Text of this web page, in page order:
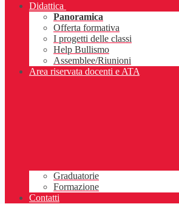
Didattica
Panoramica
Offerta formativa
I progetti delle classi
Help Bullismo
Assemblee/Riunioni
Area riservata docenti e ATA
Graduatorie
Formazione
Contatti